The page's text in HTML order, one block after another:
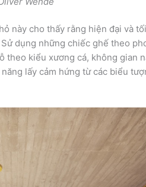
này cho thấy rằng hiện đại và
dụng những chiếc ghế theo
kiểu xương cá, không gian
lấy cảm hứng từ các biểu